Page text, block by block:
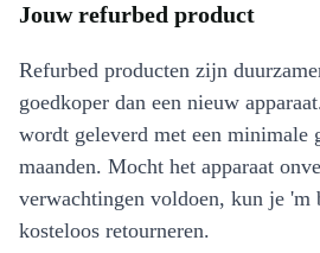
Jouw refurbed product
Refurbed producten zijn
goedkoper dan een nieuw
wordt geleverd met een minimale
maanden. Mocht het apparaat
verwachtingen voldoen, kun je 'm
kosteloos retourneren.